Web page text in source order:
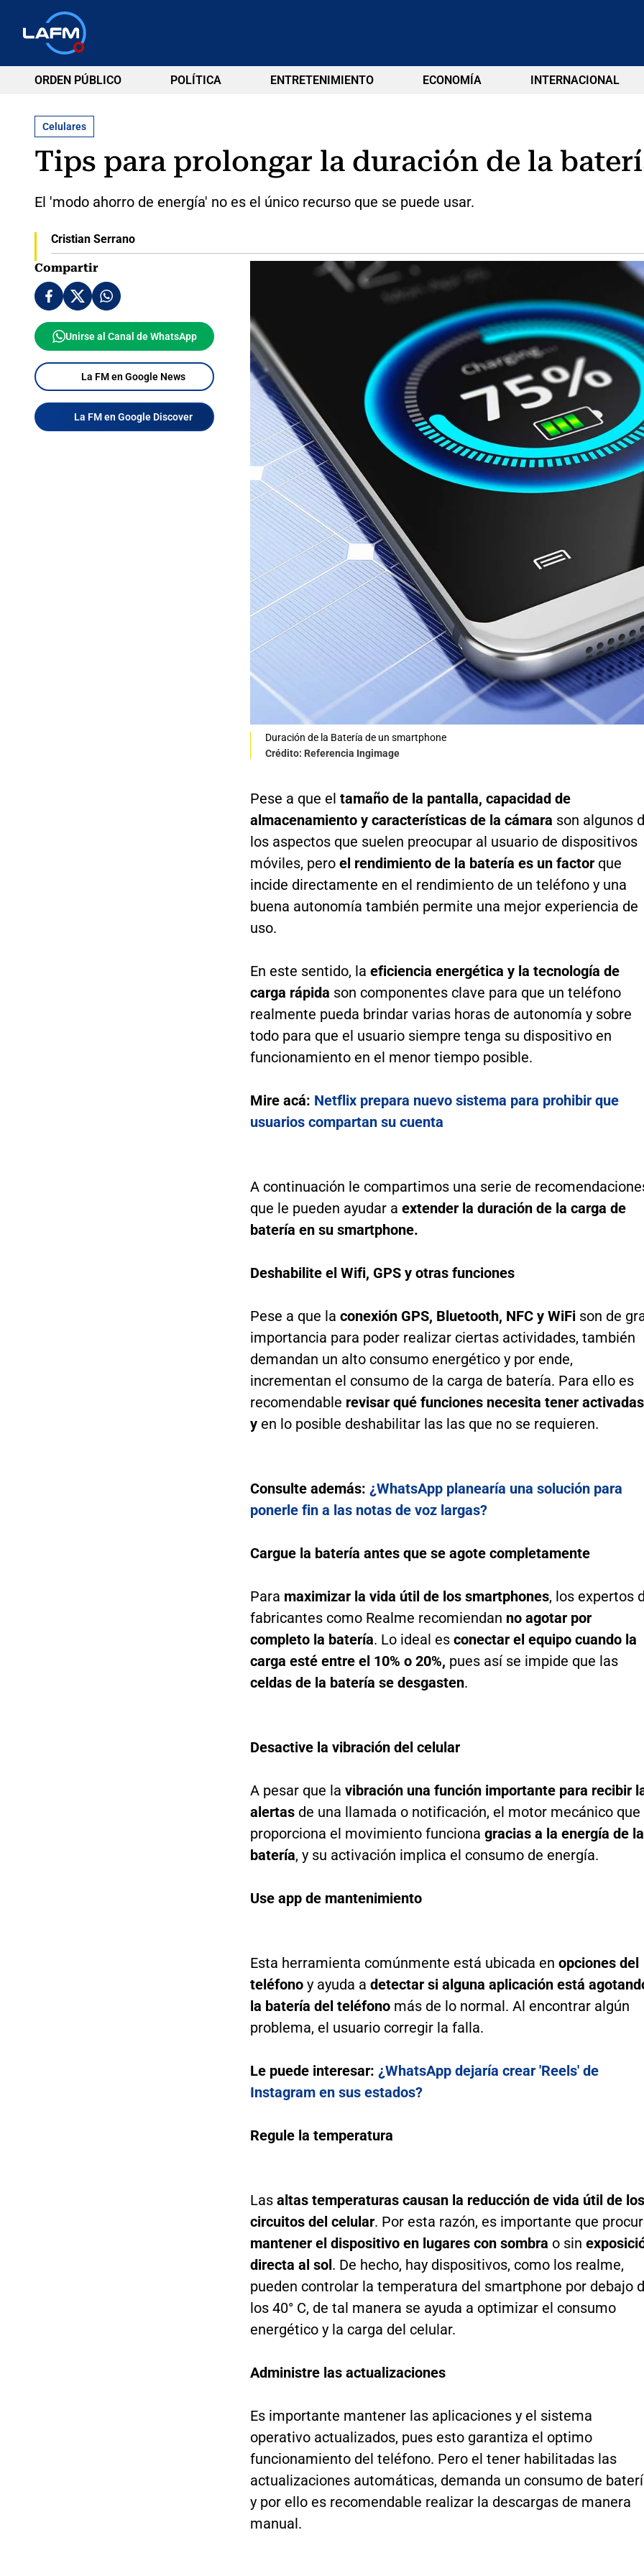
ORDEN PÚBLICO POLÍTICA ENTRETENIMIENTO ECONOMÍA INTERNACIONAL
Celulares
Tips para prolongar la duración de la
El 'modo ahorro de energía' no es el único recurso que se puede usar.
Cristian Serrano
Compartir
Unirse al Canal de WhatsApp
La FM en Google News
La FM en Google Discover
Duración de la Batería de un smartphone
Crédito: Referencia Ingimage
Pese a que el tamaño de la pantalla, capacidad de
almacenamiento y características de la cámara son algunos
los aspectos que suelen preocupar al usuario de dispositivos
móviles, pero el rendimiento de la batería es un factor que
incide directamente en el rendimiento de un teléfono y una
buena autonomía también permite una mejor experiencia de
uso.
En este sentido, la eficiencia energética y la tecnología de
carga rápida son componentes clave para que un teléfono
realmente pueda brindar varias horas de autonomía y sobre
todo para que el usuario siempre tenga su dispositivo en
funcionamiento en el menor tiempo posible.
Mire acá: Netflix prepara nuevo sistema para prohibir que
usuarios compartan su cuenta
A continuación le compartimos una serie de
que le pueden ayudar a extender la duración de la carga de
batería en su smartphone.
Deshabilite el Wifi, GPS y otras funciones
Pese a que la conexión GPS, Bluetooth, NFC y WiFi son de
importancia para poder realizar ciertas actividades, también
demandan un alto consumo energético y por ende,
incrementan el consumo de la carga de batería. Para ello es
recomendable revisar qué funciones necesita tener activadas
yen lo posible deshabilitar las las que no se requieren.
Consulte además: ¿WhatsApp planearía una solución para
ponerle fin a las notas de voz largas?
Cargue la batería antes que se agote completamente
Para maximizar la vida útil de los smartphones, los expertos
fabricantes como Realme recomiendan no agotar por
completo la batería. Lo ideal es conectar el equipo cuando la
carga esté entre el 10% o 20%, pues así se impide que las
celdas de la batería se desgasten.
Desactive la vibración del celular
A pesar que la vibración una función importante para recibir
alertas de una llamada o notificación, el motor mecánico que
proporciona el movimiento funciona gracias a la energía de la
batería, y su activación implica el consumo de energía.
Use app de mantenimiento
Esta herramienta comúnmente está ubicada en opciones del
teléfono y ayuda a detectar si alguna aplicación está
la batería del teléfono más de lo normal. Al encontrar algún
problema, el usuario corregir la falla.
Le puede interesar: ¿WhatsApp dejaría crear 'Reels' de
Instagram en sus estados?
Regule la temperatura
Las altas temperaturas causan la reducción de vida útil de los
circuitos del celular. Por esta razón, es importante que
mantener el dispositivo en lugares con sombra o sin
directa al sol. De hecho, hay dispositivos, como los realme,
pueden controlar la temperatura del smartphone por debajo
los 40° C, de tal manera se ayuda a optimizar el consumo
energético y la carga del celular.
Administre las actualizaciones
Es importante mantener las aplicaciones y el sistema
operativo actualizados, pues esto garantiza el optimo
funcionamiento del teléfono. Pero el tener habilitadas las
actualizaciones automáticas, demanda un consumo de
y por ello es recomendable realizar la descargas de manera
manual.